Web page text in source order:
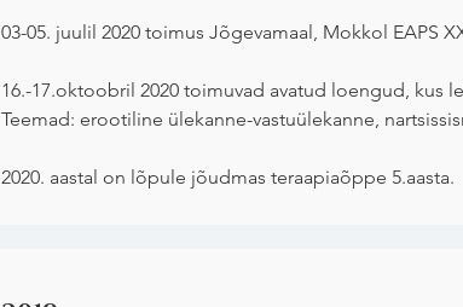
03-05. juulil 2020 toimus Jõgevamaal, Mokkol EAPS
16.-17.oktoobril 2020 toimuvad avatud loengud, kus
Teemad: erootiline ülekanne-vastuülekanne,
2020. aastal on lõpule jõudmas teraapiaõppe 5.aasta.